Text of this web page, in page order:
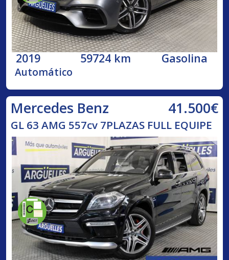
2019 59724 km Gasolina
Automático
Mercedes Benz 41.500€
GL 63 AMG 557cv 7PLAZAS FULL EQUIPE